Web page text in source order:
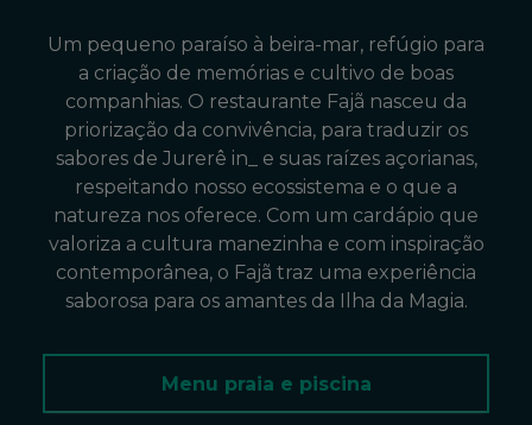
Um pequeno paraíso à beira-mar, refúgio para
a criação de memórias e cultivo de boas
companhias. O restaurante Fajã nasceu da
priorização da convivência, para traduzir os
sabores de Jurerê in_ e suas raízes açorianas,
respeitando nosso ecossistema e o que a
natureza nos oferece. Com um cardápio que
valoriza a cultura manezinha e com inspiração
contemporânea, o Fajã traz uma experiência
saborosa para os amantes da Ilha da Magia.
Menu praia e piscina